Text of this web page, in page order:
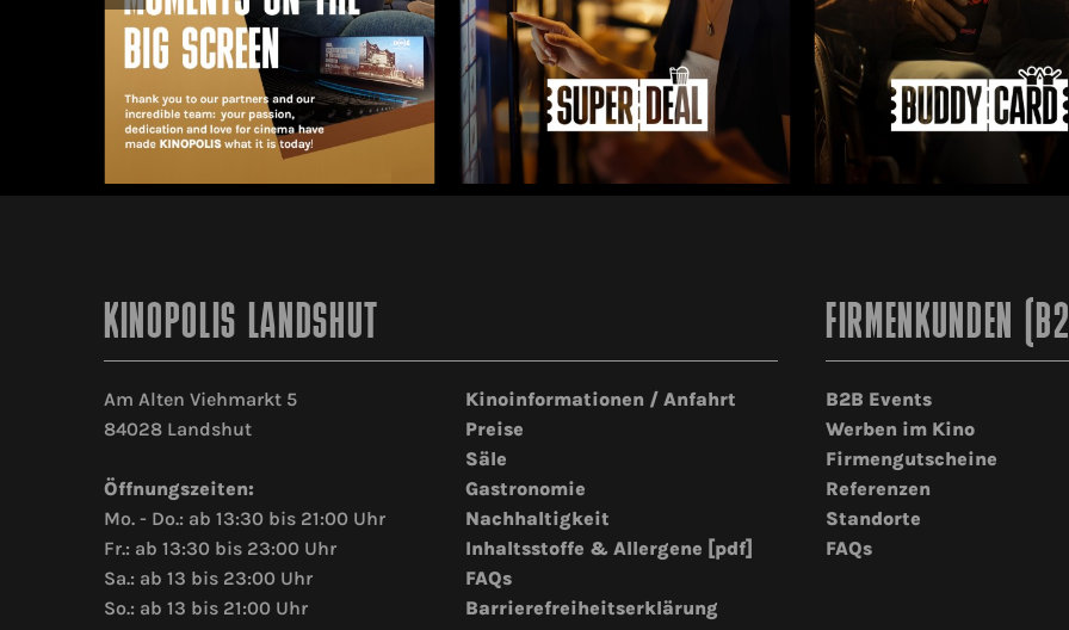
KINOPOLIS LANDSHUT
Am Alten Viehmarkt 5
84028 Landshut
Öffnungszeiten:
Mo. - Do.: ab 13:30 bis 21:00 Uhr
Fr.: ab 13:30 bis 23:00 Uhr
Sa.: ab 13 bis 23:00 Uhr
So.: ab 13 bis 21:00 Uhr
Kinoinformationen / Anfahrt
Preise
Säle
Gastronomie
Nachhaltigkeit
Inhaltsstoffe & Allergene [pdf]
FAQs
Barrierefreiheitserklärung
FIRMENKUNDEN
B2B Events
Werben im Kino
Firmengutscheine
Referenzen
Standorte
FAQs